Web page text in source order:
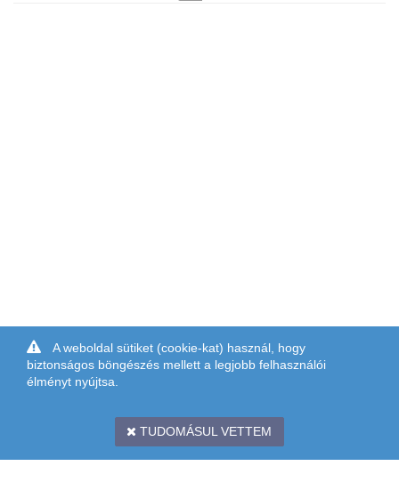
A weboldal sütiket (cookie-kat) használ, hogy
biztonságos böngészés mellett a legjobb felhasználói
élményt nyújtsa.
TUDOMÁSUL VETTEM